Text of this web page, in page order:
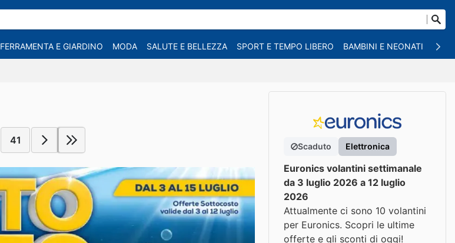
FERRAMENTA E GIARDINO MODA SALUTE E BELLEZZA SPORT E TEMPO LIBERO BAMBINI E NEONATI
41
Scaduto Elettronica
Euronics volantini settimanale
da 3 luglio 2026 a 12 luglio
2026
Attualmente ci sono 10 volantini
per Euronics. Scopri le ultime
offerte e gli sconti di oggi!